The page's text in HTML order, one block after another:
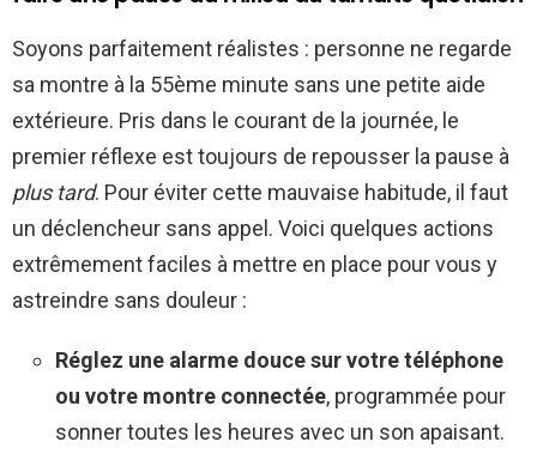
Soyons parfaitement réalistes : personne ne regarde
sa montre à la 55ème minute sans une petite aide
extérieure. Pris dans le courant de la journée, le
premier réflexe est toujours de repousser la pause à
plus tard. Pour éviter cette mauvaise habitude, il faut
un déclencheur sans appel. Voici quelques actions
extrêmement faciles à mettre en place pour vous y
astreindre sans douleur :
Réglez une alarme douce sur votre téléphone
ou votre montre connectée, programmée pour
sonner toutes les heures avec un son apaisant.